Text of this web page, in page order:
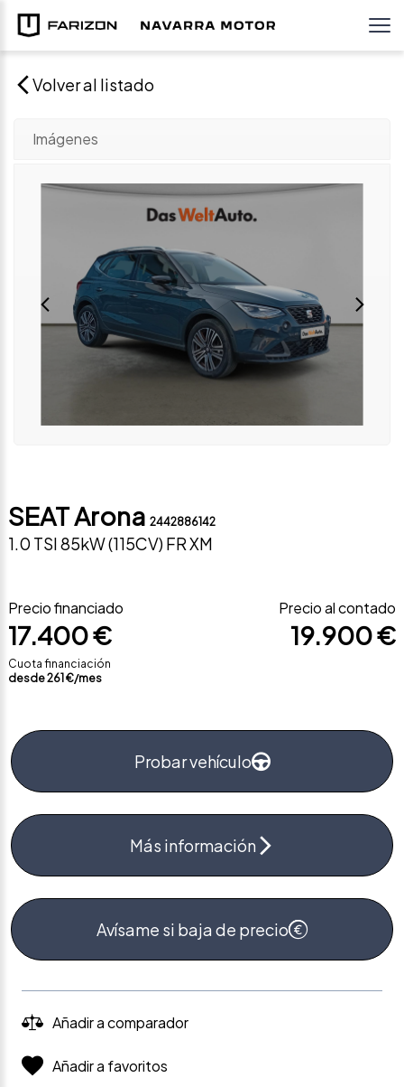
Volver al listado
Imágenes
SEAT Arona 2442886142
1.0 TSI 85kW (115CV) FR XM
Precio financiado
17.400 €
Cuota financiación
desde261€/mes
Precio al contado
19.900 €
Probar vehículo
Más información
Avísame si baja de precio
Añadir a comparador
Añadir a favoritos